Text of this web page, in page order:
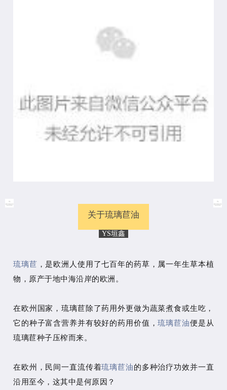
关于琉璃苣油
YS垣鑫
琉璃苣 ，是欧洲人使用了七百年的药草，属一年生草本植
物，原产于地中海沿岸的欧洲。
在欧州国家，琉璃苣除了药用外更做为蔬菜煮食或生吃，
它的种子富含营养并有较好的药用价值，琉璃苣油便是从
琉璃苣种子压榨而来。
在欧州，民间一直流传着琉璃苣油的多种治疗功效并一直
沿用至今，这其中是何原因？